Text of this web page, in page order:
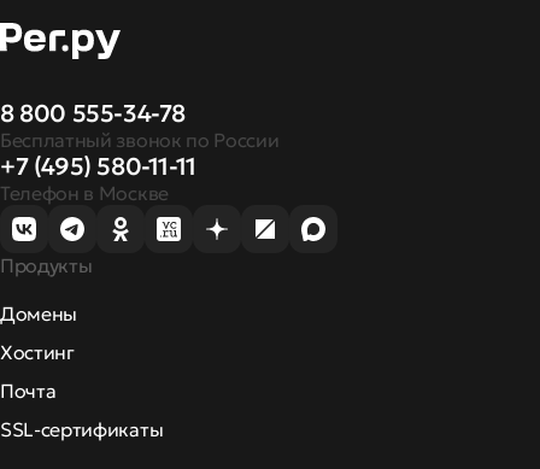
8 800 555-34-78
Бесплатный звонок по России
+7 (495) 580-11-11
Телефон в Москве
Продукты
Домены
Хостинг
Почта
SSL-сертификаты